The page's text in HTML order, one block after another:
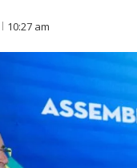
10:27 am